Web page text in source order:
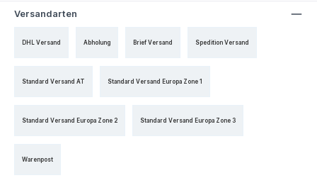
Versandarten
DHL Versand Abholung Brief Versand Spedition Versand
Standard Versand AT Standard Versand Europa Zone 1
Standard Versand Europa Zone 2 Standard Versand Europa Zone 3
Warenpost